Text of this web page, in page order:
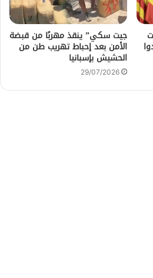
جيت سكي” ينقذ مهربًا من قبضة
الأمن بعد إحباط تهريب طن من
الحشيش بإسبانيا
29/07/2026